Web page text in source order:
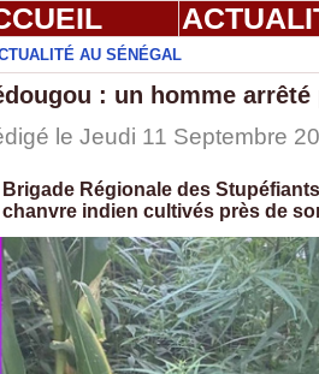
AU SÉNÉGAL
: un homme
le Jeudi 11 Septembre
Brigade Régionale des
indien cultivés près de